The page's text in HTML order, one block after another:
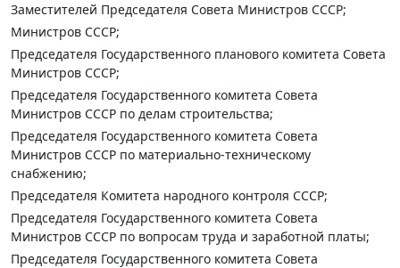
Заместителей Председателя Совета Министров СССР;
Министров СССР;
Председателя Государственного планового комитета Совета
Министров СССР;
Председателя Государственного комитета Совета
Министров СССР по делам строительства;
Председателя Государственного комитета Совета
Министров СССР по материально-техническому
снабжению;
Председателя Комитета народного контроля СССР;
Председателя Государственного комитета Совета
Министров СССР по вопросам труда и заработной платы;
Председателя Государственного комитета Совета